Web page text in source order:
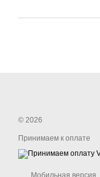
© 2026
Принимаем к оплате
Мобильная версия